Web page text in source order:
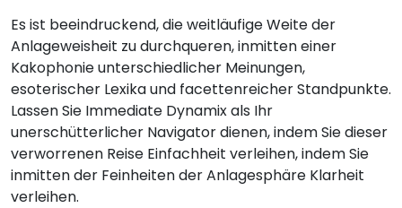
Es ist beeindruckend, die weitläufige Weite der
Anlageweisheit zu durchqueren, inmitten einer
Kakophonie unterschiedlicher Meinungen,
esoterischer Lexika und facettenreicher Standpunkte.
Lassen Sie Immediate Dynamix als Ihr
unerschütterlicher Navigator dienen, indem Sie dieser
verworrenen Reise Einfachheit verleihen, indem Sie
inmitten der Feinheiten der Anlagesphäre Klarheit
verleihen.